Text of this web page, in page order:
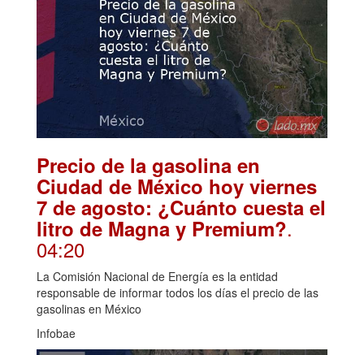
Precio de la gasolina en
Ciudad de México hoy viernes
7 de agosto: ¿Cuánto cuesta el
litro de Magna y Premium?.
04:20
La Comisión Nacional de Energía es la entidad
responsable de informar todos los días el precio de las
gasolinas en México
Infobae